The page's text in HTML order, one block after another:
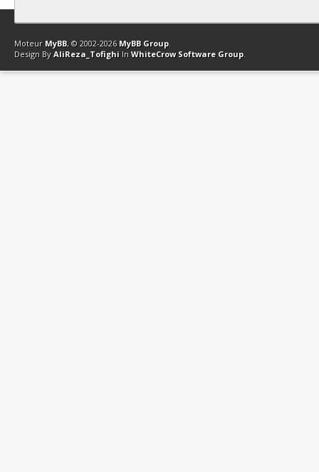
Contact Club Affiliation Retourner en haut Version bas-débit
Moteur MyBB, © 2002-2026 MyBB Group.
Design By AliReza_Tofighi In WhiteCrow Software Group.